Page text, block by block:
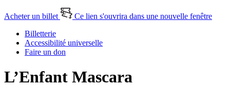
Acheter un billet
Ce lien s'ouvrira dans une nouvelle fenêtre
Billetterie
Accessibilité universelle
Faire un don
L’Enfant Mascara